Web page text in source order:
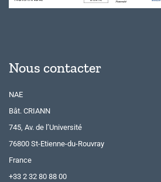
Nous contacter
NAE
Bât. CRIANN
745, Av. de l’Université
76800 St-Etienne-du-Rouvray
France
+33 2 32 80 88 00